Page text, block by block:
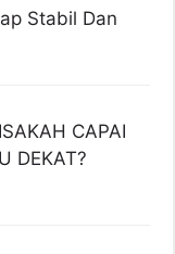
Stabil Dan
CAPAI
DEKAT?